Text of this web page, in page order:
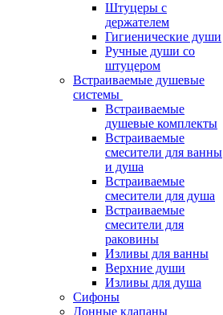
Штуцеры с
держателем
Гигиенические души
Ручные души со
штуцером
Встраиваемые душевые
системы
Встраиваемые
душевые комплекты
Встраиваемые
смесители для ванны
и душа
Встраиваемые
смесители для душа
Встраиваемые
смесители для
раковины
Изливы для ванны
Верхние души
Изливы для душа
Сифоны
Донные клапаны